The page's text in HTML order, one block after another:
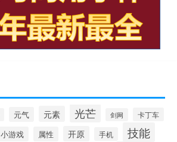
元气 元素 光芒 剑网 卡丁车
小游戏 属性 开原 手机 技能